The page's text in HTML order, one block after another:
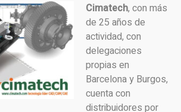
Cimatech, con más
de 25 años de
actividad, con
delegaciones
propias en
Barcelona y Burgos,
cuenta con
distribuidores por